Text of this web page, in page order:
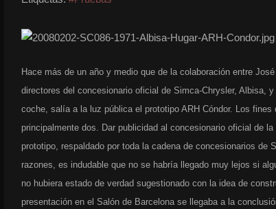
Hace más de un año y medio que de la colaboración entre
directores del concesionario oficial de Simca-Chrysler, Albisa,
coche, salía a la luz pública el prototipo ARH Cóndor. Los
principalmente dos. Dar publicidad al concesionario oficial de
prototipo, respaldado por toda la cadena de concesionarios de
razones, es indudable que no se habría llegado muy lejos si
no hubiera estado de verdad sugestionado con la idea de
presentación en el Salón de Barcelona se llegaba a la